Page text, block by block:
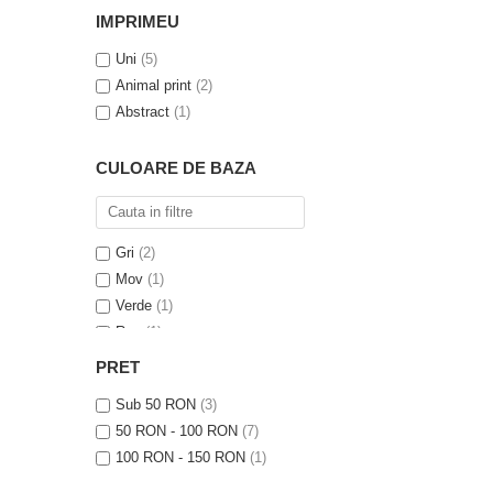
IMPRIMEU
Uni (5)
Animal print (2)
Abstract (1)
CULOARE DE BAZA
Gri (2)
Mov (1)
Verde (1)
Roz
(1)
Albastru
PRET
Sub 50 RON (3)
50 RON - 100 RON (7)
100 RON - 150 RON (1)